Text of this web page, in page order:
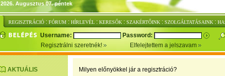
2026. Augusztus 07. péntek
REGISZTRÁCIÓ : FÓRUM : HÍRLEVÉL : KERESŐK : SZAKÉRTŐINK : SZOLGÁLTATÁSAINK :
Username: Password:
Regisztrálni szeretnék!
Elfelejtettem a jelszavam
AKTUÁLIS
Milyen előnyökkel jár a regisztráció?